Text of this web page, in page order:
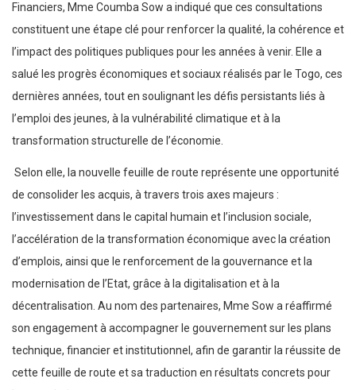
Financiers, Mme Coumba Sow a indiqué que ces consultations
constituent une étape clé pour renforcer la qualité, la cohérence et
l’impact des politiques publiques pour les années à venir. Elle a
salué les progrès économiques et sociaux réalisés par le Togo, ces
dernières années, tout en soulignant les défis persistants liés à
l’emploi des jeunes, à la vulnérabilité climatique et à la
transformation structurelle de l’économie.
Selon elle, la nouvelle feuille de route représente une opportunité
de consolider les acquis, à travers trois axes majeurs :
l’investissement dans le capital humain et l’inclusion sociale,
l’accélération de la transformation économique avec la création
d’emplois, ainsi que le renforcement de la gouvernance et la
modernisation de l’Etat, grâce à la digitalisation et à la
décentralisation. Au nom des partenaires, Mme Sow a réaffirmé
son engagement à accompagner le gouvernement sur les plans
technique, financier et institutionnel, afin de garantir la réussite de
cette feuille de route et sa traduction en résultats concrets pour